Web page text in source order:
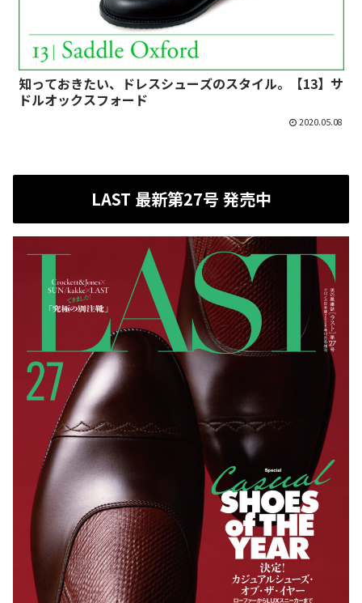
知っておきたい、ドレスシューズのスタイル。【13】サ
ドルオックスフォード
2020.05.08
LAST 最新第27号 発売中